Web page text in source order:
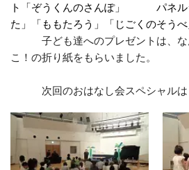
ト「ぞうくんのさんぽ」 パネル
た」「ももたろう」「じごくのそう
子ども達へのプレゼントは、な
こ！の折り紙をもらいました。
次回のおはなし会スペシャルは